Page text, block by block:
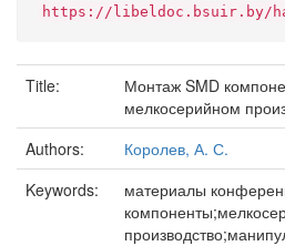
https://libeldoc.bsuir.by/
Title:
Монтаж SMD
мелкосерийном
Authors:
Королев, А. С.
Keywords:
материалы